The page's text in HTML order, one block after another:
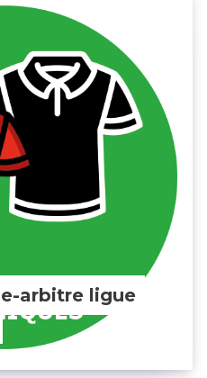
arbitre ligue